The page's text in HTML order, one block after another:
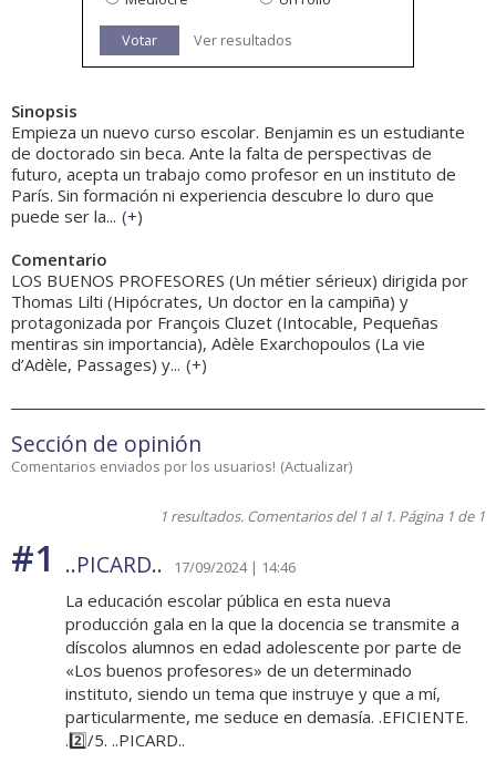
Votar Ver resultados
Sinopsis
Empieza un nuevo curso escolar. Benjamin es un estudiante
de doctorado sin beca. Ante la falta de perspectivas de
futuro, acepta un trabajo como profesor en un instituto de
París. Sin formación ni experiencia descubre lo duro que
puede ser la... (+)
Comentario
LOS BUENOS PROFESORES (Un métier sérieux) dirigida por
Thomas Lilti (Hipócrates, Un doctor en la campiña) y
protagonizada por François Cluzet (Intocable, Pequeñas
mentiras sin importancia), Adèle Exarchopoulos (La vie
d’Adèle, Passages) y... (+)
Sección de opinión
Comentarios enviados por los usuarios! (Actualizar)
1 resultados. Comentarios del 1 al 1. Página 1 de 1
#1 ..PICARD.. 17/09/2024 | 14:46
La educación escolar pública en esta nueva
producción gala en la que la docencia se transmite a
díscolos alumnos en edad adolescente por parte de
«Los buenos profesores» de un determinado
instituto, siendo un tema que instruye y que a mí,
particularmente, me seduce en demasía. .EFICIENTE.
.2️⃣/5. ..PICARD..